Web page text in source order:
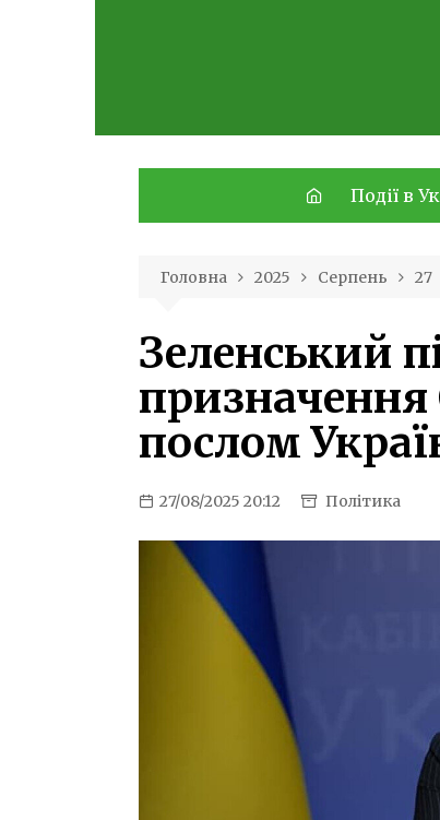
Події в
Головна 2025 Серпень 27
Зеленський
послом
27/08/2025 20:12 Політика